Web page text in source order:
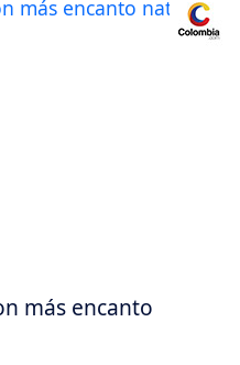
más encanto